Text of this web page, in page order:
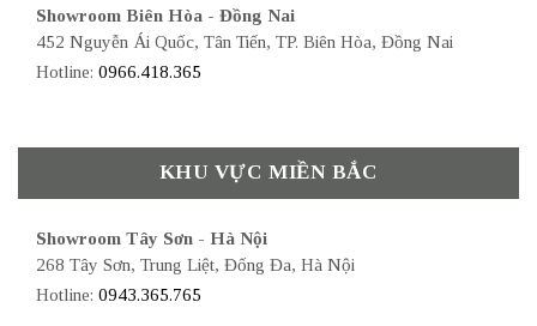
Showroom Biên Hòa - Đồng Nai
452 Nguyễn Ái Quốc, Tân Tiến, TP. Biên Hòa, Đồng Nai
Hotline: 0966.418.365
KHU VỰC MIỀN BẮC
Showroom Tây Sơn - Hà Nội
268 Tây Sơn, Trung Liệt, Đống Đa, Hà Nội
Hotline: 0943.365.765